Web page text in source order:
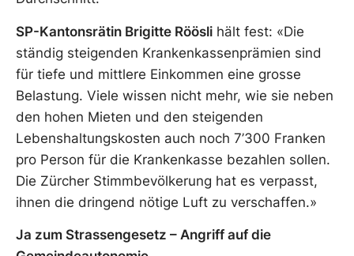
SP-Kantonsrätin Brigitte Röösli hält fest: «Die
ständig steigenden Krankenkassenprämien sind
für tiefe und mittlere Einkommen eine grosse
Belastung. Viele wissen nicht mehr, wie sie neben
den hohen Mieten und den steigenden
Lebenshaltungskosten auch noch 7’300 Franken
pro Person für die Krankenkasse bezahlen sollen.
Die Zürcher Stimmbevölkerung hat es verpasst,
ihnen die dringend nötige Luft zu verschaffen.»
Ja zum Strassengesetz – Angriff auf die